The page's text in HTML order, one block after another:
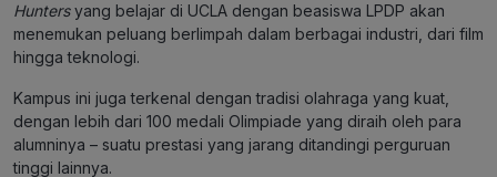
Huntersyang belajar di UCLA dengan beasiswa LPDP akan
menemukan peluang berlimpah dalam berbagai industri, dari film
hingga teknologi.
Kampus ini juga terkenal dengan tradisi olahraga yang kuat,
dengan lebih dari 100 medali Olimpiade yang diraih oleh para
alumninya – suatu prestasi yang jarang ditandingi perguruan
tinggi lainnya.